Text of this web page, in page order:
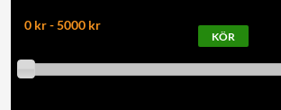
0 kr - 5000 kr